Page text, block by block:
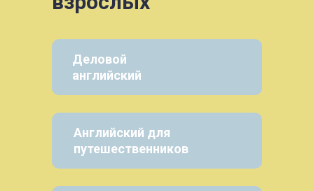
Деловой
английский
Английский для
путешественников